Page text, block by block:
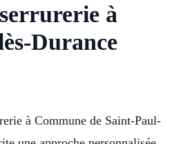
à
Durance
à Commune de Saint-Paul-